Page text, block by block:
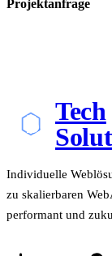
Projektanfrage
Tech
Individuelle
zu skalierbaren
performant und